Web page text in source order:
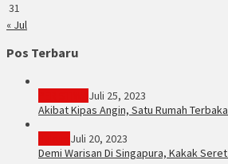
31
« Jul
Pos Terbaru
Juli 25, 2023
Akibat Kipas Angin, Satu Rumah
Juli 20, 2023
Demi Warisan Di Singapura, Kakak